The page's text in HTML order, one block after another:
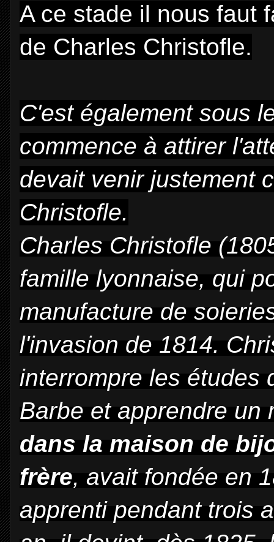
A ce stade il nous faut
de Charles Christofle.
C'est également sous
commence à attirer
devait venir justement
Christofle.
Charles Christofle
famille lyonnaise, qui
manufacture de
l'invasion de 1814.
interrompre les études
Barbe et apprendre un
dans la maison de
frère, avait fondée en
apprenti pendant trois